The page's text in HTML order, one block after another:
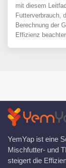
mit diesem
Futterverbrauch,
Berechnung der
Effizienz
YemYap ist eine
Mischfutter- und
steigert die